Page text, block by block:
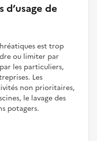
de
est trop
ou limiter par
les particuliers,
Les
non prioritaires,
le lavage des
potagers.